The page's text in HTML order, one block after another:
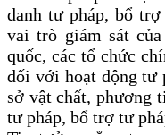
danh tư pháp, bổ
vai trò giám sát
quốc, các tổ chức
đối với hoạt động tư
sở vật chất, phương
tư pháp, bổ trợ tư